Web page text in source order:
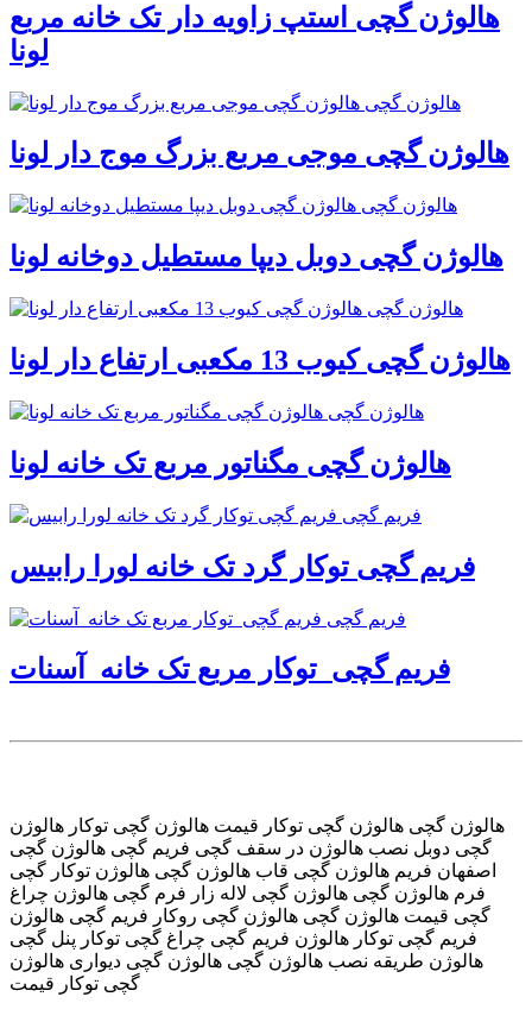
هالوژن گچی استپ زاویه دار تک خانه مربع
لونا
هالوژن گچی موجی مربع بزرگ موج دار لونا
هالوژن گچی دوبل دیپا مستطیل دوخانه لونا
هالوژن گچی کیوب 13 مکعبی ارتفاع دار لونا
هالوژن گچی مگناتور مربع تک خانه لونا
فریم گچی توکار گرد تک خانه لورا رابیس
فریم گچی توکار مربع تک خانه آسنات
هالوژن گچی هالوژن گچی توکار قیمت هالوژن گچی توکار هالوژن
گچی دوبل نصب هالوژن در سقف گچی فریم گچی هالوژن گچی
اصفهان فریم هالوژن گچی قاب هالوژن گچی هالوژن توکار گچی
فرم هالوژن گچی هالوژن گچی لاله زار فرم گچی هالوژن چراغ
گچی قیمت هالوژن گچی هالوژن گچی روکار فریم گچی هالوژن
فریم گچی توکار هالوژن فریم گچی چراغ گچی توکار پنل گچی
هالوژن طریقه نصب هالوژن گچی هالوژن گچی دیواری هالوژن
گچی توکار قیمت